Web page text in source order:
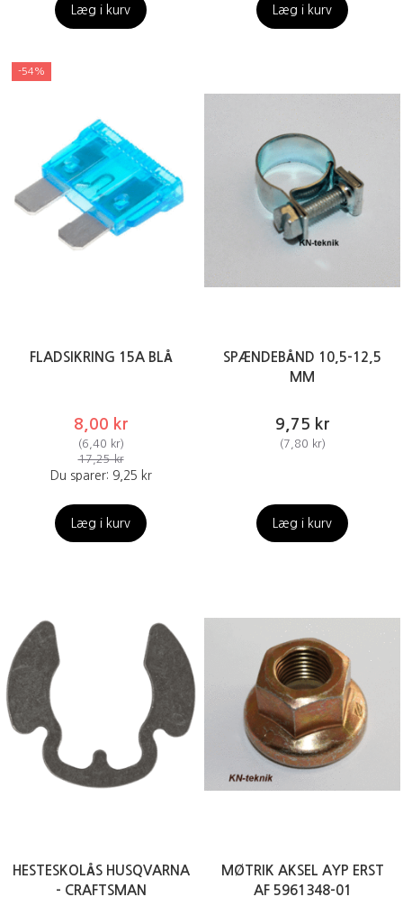
Læg i kurv Læg i kurv
-54%
FLADSIKRING 15A BLÅ
8,00 kr
(6,40 kr)
17,25 kr
Du sparer: 9,25 kr
Læg i kurv
SPÆNDEBÅND 10,5-12,5
MM
9,75 kr
(7,80 kr)
Læg i kurv
HESTESKOLÅS HUSQVARNA
- CRAFTSMAN
MØTRIK AKSEL AYP ERST
AF 5961348-01